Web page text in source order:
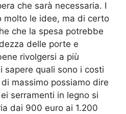
che sarà necessaria. I
molto le idee, ma di certo
che la spesa potrebbe
delle porte e
rivolgersi a più
sapere quali sono i costi
massimo possiamo dire
serramenti in legno si
dai 900 euro ai 1.200